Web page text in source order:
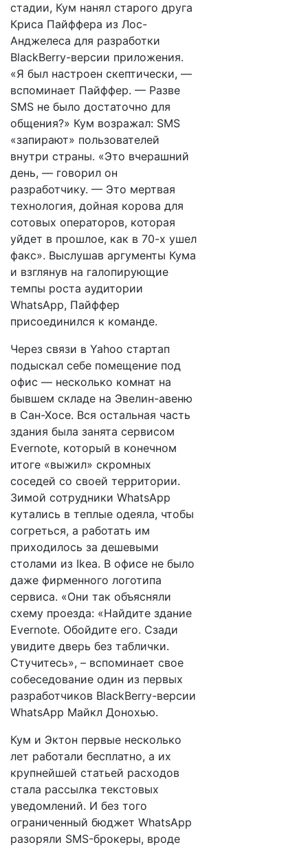
стадии, Кум нанял старого друга
Криса Пайффера из Лос-
Анджелеса для разработки
BlackBerry-версии приложения.
«Я был настроен скептически, —
вспоминает Пайффер. — Разве
SMS не было достаточно для
общения?» Кум возражал: SMS
«запирают» пользователей
внутри страны. «Это вчерашний
день, — говорил он
разработчику. — Это мертвая
технология, дойная корова для
сотовых операторов, которая
уйдет в прошлое, как в 70-х ушел
факс». Выслушав аргументы Кума
и взглянув на галопирующие
темпы роста аудитории
WhatsApp, Пайффер
присоединился к команде.
Через связи в Yahoo стартап
подыскал себе помещение под
офис — несколько комнат на
бывшем складе на Эвелин-авеню
в Сан-Хосе. Вся остальная часть
здания была занята сервисом
Evernote, который в конечном
итоге «выжил» скромных
соседей со своей территории.
Зимой сотрудники WhatsApp
кутались в теплые одеяла, чтобы
согреться, а работать им
приходилось за дешевыми
столами из Ikea. В офисе не было
даже фирменного логотипа
сервиса. «Они так объясняли
схему проезда: «Найдите здание
Evernote. Обойдите его. Сзади
увидите дверь без таблички.
Стучитесь», – вспоминает свое
собеседование один из первых
разработчиков BlackBerry-версии
WhatsApp Майкл Донохью.
Кум и Эктон первые несколько
лет работали бесплатно, а их
крупнейшей статьей расходов
стала рассылка текстовых
уведомлений. И без того
ограниченный бюджет WhatsApp
разоряли SMS-брокеры, вроде